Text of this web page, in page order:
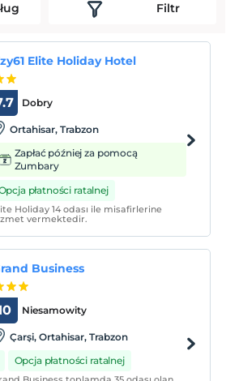
Filtr
Elite Holiday Hotel
Dobry
Ortahisar, Trabzon
Zapłać później za pomocą
Zumbary
płatności ratalnej
Holiday 14 odası ile misafirlerine
vermektedir.
Business
Niesamowity
Çarşi, Ortahisar, Trabzon
Opcja płatności ratalnej